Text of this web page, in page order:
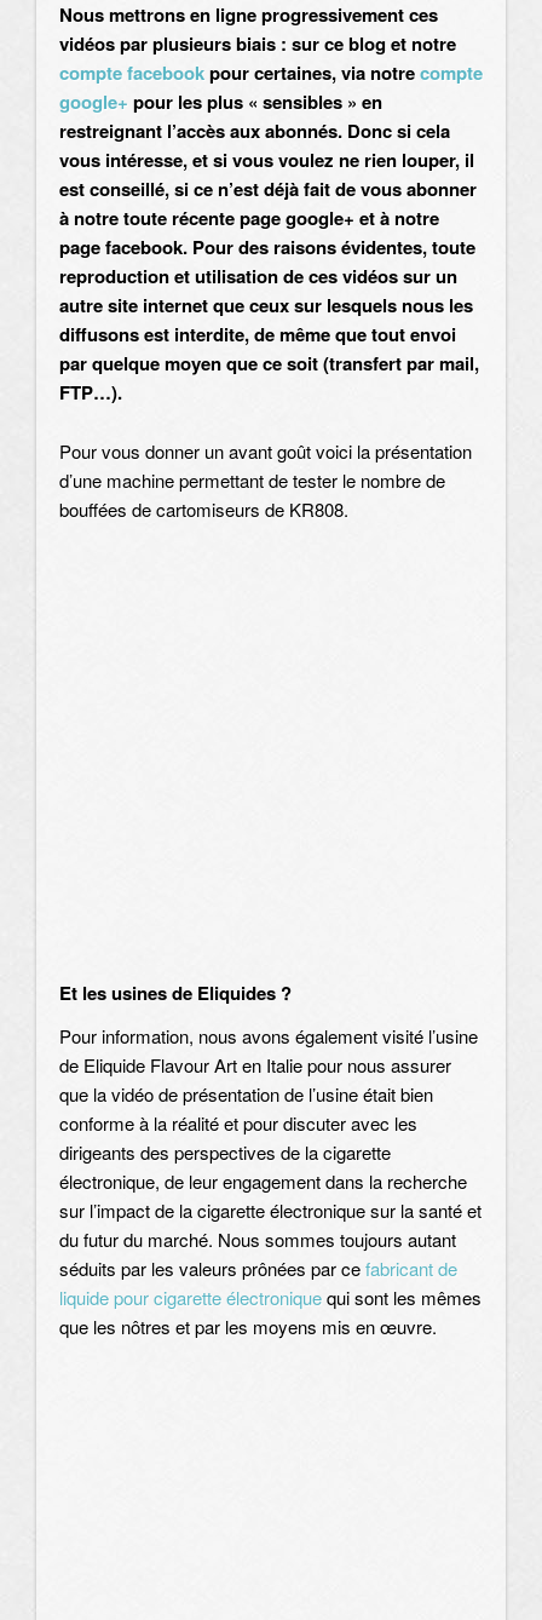
Nous mettrons en ligne progressivement ces
vidéos par plusieurs biais : sur ce blog et notre
compte facebookpour certaines, via notrecompte
google+ pour les plus « sensibles » en
restreignant l’accès aux abonnés. Donc si cela
vous intéresse, et si vous voulez ne rien louper, il
est conseillé, si ce n’est déjà fait de vous abonner
à notre toute récente page google+ et à notre
page facebook. Pour des raisons évidentes, toute
reproduction et utilisation de ces vidéos sur un
autre site internet que ceux sur lesquels nous les
diffusons est interdite, de même que tout envoi
par quelque moyen que ce soit (transfert par mail,
FTP…).
Pour vous donner un avant goût voici la présentation
d’une machine permettant de tester le nombre de
bouffées de cartomiseurs de KR808.
Et les usines de Eliquides ?
Pour information, nous avons également visité l’usine
de Eliquide Flavour Art en Italie pour nous assurer
que la vidéo de présentation de l’usine était bien
conforme à la réalité et pour discuter avec les
dirigeants des perspectives de la cigarette
électronique, de leur engagement dans la recherche
sur l’impact de la cigarette électronique sur la santé et
du futur du marché. Nous sommes toujours autant
séduits par les valeurs prônées par cefabricant de
liquide pour cigarette électroniquequi sont les mêmes
que les nôtres et par les moyens mis en œuvre.